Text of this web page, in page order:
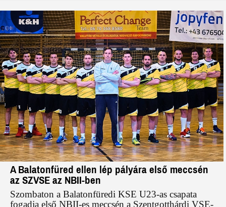
A Balatonfüred ellen lép pályára első meccsén
az SZVSE az NBII-ben
Szombaton a Balatonfüredi KSE U23-as csapata
fogadja első NBII-es meccsén a Szentgotthárdi VSE-